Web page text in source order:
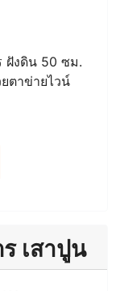
มตร ฝังดิน
ป